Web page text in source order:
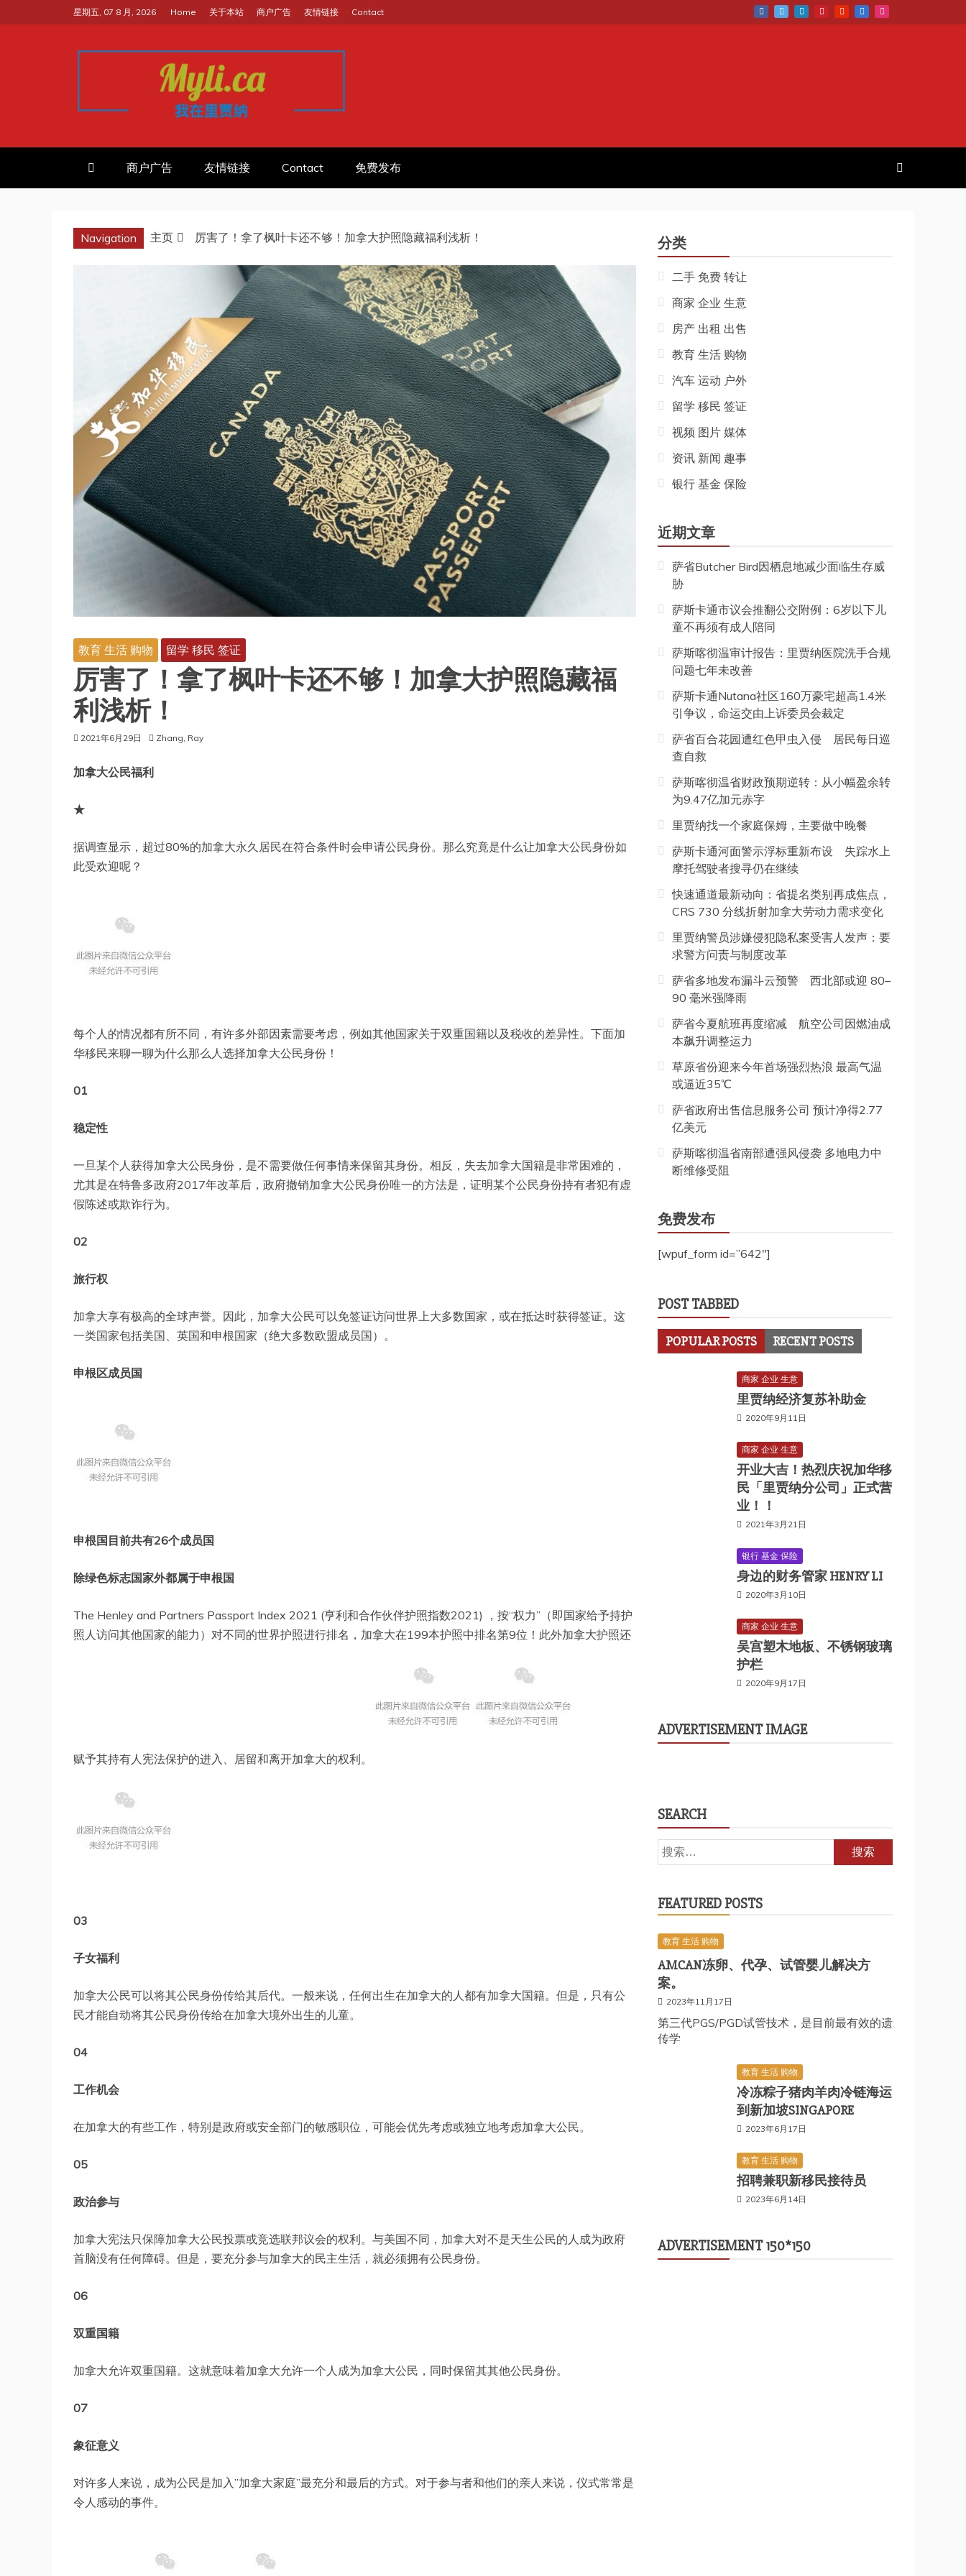
至
星期五, 07 8 月, 2026 Home 关于本站 商户广告 友情链接 Contact
我的里贾纳REGINA
商户广告 友情链接 Contact 免费发布
Navigation 主页 厉害了！拿了枫叶卡还不够！加拿大护照隐藏福利浅析！
教育 生活 购物 留学 移民 签证
厉害了！拿了枫叶卡还不够！加拿大护照隐藏福
利浅析！
2021年6月29日 Zhang, Ray
加拿大公民福利
★
据调查显示，超过80%的加拿大永久居民在符合条件时会申请公民身份。那么究竟是什么让加拿大公民身份如
此受欢迎呢？
每个人的情况都有所不同，有许多外部因素需要考虑，例如其他国家关于双重国籍以及税收的差异性。下面加
华移民来聊一聊为什么那么人选择加拿大公民身份！
01
稳定性
一旦某个人获得加拿大公民身份，是不需要做任何事情来保留其身份。相反，失去加拿大国籍是非常困难的，
尤其是在特鲁多政府2017年改革后，政府撤销加拿大公民身份唯一的方法是，证明某个公民身份持有者犯有虚
假陈述或欺诈行为。
02
旅行权
加拿大享有极高的全球声誉。因此，加拿大公民可以免签证访问世界上大多数国家，或在抵达时获得签证。这
一类国家包括美国、英国和申根国家（绝大多数欧盟成员国）。
申根区成员国
申根国目前共有26个成员国
除绿色标志国家外都属于申根国
The Henley and Partners Passport Index 2021 (亨利和合作伙伴护照指数2021) ，按“权力”（即国家给予持护
照人访问其他国家的能力）对不同的世界护照进行排名，加拿大在199本护照中排名第9位！此外加拿大护照还
赋予其持有人宪法保护的进入、居留和离开加拿大的权利。
03
子女福利
加拿大公民可以将其公民身份传给其后代。一般来说，任何出生在加拿大的人都有加拿大国籍。但是，只有公
民才能自动将其公民身份传给在加拿大境外出生的儿童。
04
工作机会
在加拿大的有些工作，特别是政府或安全部门的敏感职位，可能会优先考虑或独立地考虑加拿大公民。
05
政治参与
加拿大宪法只保障加拿大公民投票或竞选联邦议会的权利。与美国不同，加拿大对不是天生公民的人成为政府
首脑没有任何障碍。但是，要充分参与加拿大的民主生活，就必须拥有公民身份。
06
双重国籍
加拿大允许双重国籍。这就意味着加拿大允许一个人成为加拿大公民，同时保留其其他公民身份。
07
象征意义
对许多人来说，成为公民是加入”加拿大家庭”最充分和最后的方式。对于参与者和他们的亲人来说，仪式常常是
令人感动的事件。
分类
二手 免费 转让
商家 企业 生意
房产 出租 出售
教育 生活 购物
汽车 运动 户外
留学 移民 签证
视频 图片 媒体
资讯 新闻 趣事
银行 基金 保险
近期文章
萨省Butcher Bird因栖息地减少面临生存威
胁
萨斯卡通市议会推翻公交附例：6岁以下儿
童不再须有成人陪同
萨斯喀彻温审计报告：里贾纳医院洗手合规
问题七年未改善
萨斯卡通Nutana社区160万豪宅超高1.4米
引争议，命运交由上诉委员会裁定
萨省百合花园遭红色甲虫入侵 居民每日巡
查自救
萨斯喀彻温省财政预期逆转：从小幅盈余转
为9.47亿加元赤字
里贾纳找一个家庭保姆，主要做中晚餐
萨斯卡通河面警示浮标重新布设 失踪水上
摩托驾驶者搜寻仍在继续
快速通道最新动向：省提名类别再成焦点，
CRS 730 分线折射加拿大劳动力需求变化
里贾纳警员涉嫌侵犯隐私案受害人发声：要
求警方问责与制度改革
萨省多地发布漏斗云预警 西北部或迎 80–
90 毫米强降雨
萨省今夏航班再度缩减 航空公司因燃油成
本飙升调整运力
草原省份迎来今年首场强烈热浪 最高气温
或逼近35℃
萨省政府出售信息服务公司 预计净得2.77
亿美元
萨斯喀彻温省南部遭强风侵袭 多地电力中
断维修受阻
免费发布
[wpuf_form id=”642″]
POST TABBED
POPULAR POSTS RECENT POSTS
商家 企业 生意
里贾纳经济复苏补助金
2020年9月11日
商家 企业 生意
开业大吉！热烈庆祝加华移
民「里贾纳分公司」正式营
业！！
2021年3月21日
银行 基金 保险
身边的财务管家 HENRY LI
2020年3月10日
商家 企业 生意
吴宫塑木地板、不锈钢玻璃
护栏
2020年9月17日
ADVERTISEMENT IMAGE
SEARCH
搜
索：
FEATURED POSTS
教育 生活 购物
AMCAN冻卵、代孕、试管婴儿解决方
案。
2023年11月17日
第三代PGS/PGD试管技术，是目前最有效的遗
传学
教育 生活 购物
冷冻粽子猪肉羊肉冷链海运
到新加坡SINGAPORE
2023年6月17日
教育 生活 购物
招聘兼职新移民接待员
2023年6月14日
ADVERTISEMENT 150*150